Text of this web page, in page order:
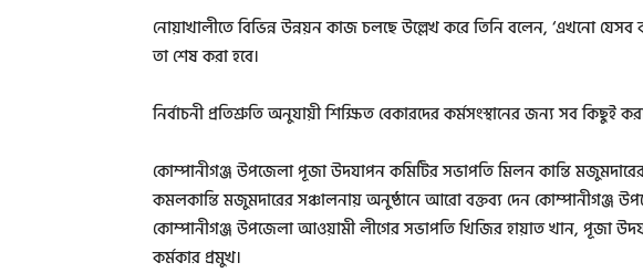
নোয়াখালীতে বিভিন্ন উন্নয়ন কাজ চলছে উল্লেখ করে তিনি বলেন, ‘এখনো
তা শেষ করা হবে।
নির্বাচনী প্রতিশ্রুতি অনুযায়ী শিক্ষিত বেকারদের কর্মসংস্থানের জন্য সব কিছুই
কোম্পানীগঞ্জ উপজেলা পূজা উদযাপন কমিটির সভাপতি মিলন কান্তি
কমলকান্তি মজুমদারের সঞ্চালনায় অনুষ্ঠানে আরো বক্তব্য দেন কোম্পানীগঞ্জ
কোম্পানীগঞ্জ উপজেলা আওয়ামী লীগের সভাপতি খিজির হায়াত খান, পূজা
কর্মকার প্রমুখ।